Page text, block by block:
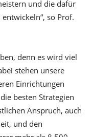
und die dafür
so Prof.
denn es wird viel
stehen unsere
Einrichtungen
besten Strategien
Anspruch, auch
und den